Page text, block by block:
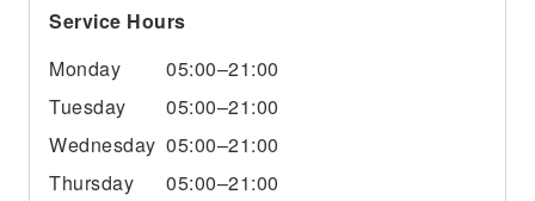
Service Hours
Monday
05:00–21:00
Tuesday
05:00–21:00
Wednesday 05:00–21:00
Thursday
05:00–21:00